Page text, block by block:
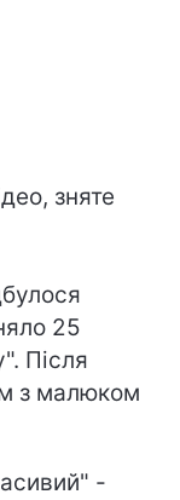
зняте
25
Після
з малюком
-